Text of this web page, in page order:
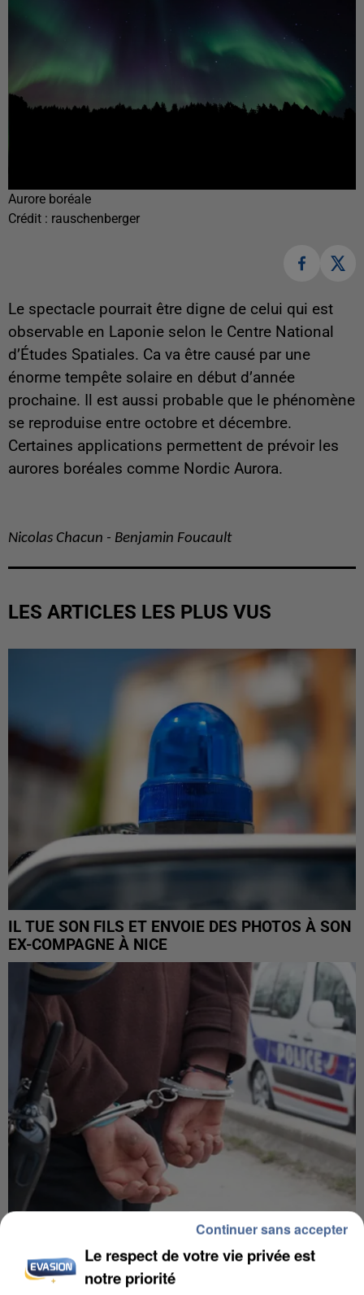
Aurore boréale
Crédit : rauschenberger
Le spectacle pourrait être digne de celui qui est
observable en Laponie selon le Centre National
d’Études Spatiales. Ca va être causé par une
énorme tempête solaire en début d’année
prochaine. Il est aussi probable que le phénomène
se reproduise entre octobre et décembre.
Certaines applications permettent de prévoir les
aurores boréales comme Nordic Aurora.
Nicolas Chacun - Benjamin Foucault
LES ARTICLES LES PLUS VUS
IL TUE SON FILS ET ENVOIE DES PHOTOS À SON
EX-COMPAGNE À NICE
L’UN DES FONDATEURS SUPPOSÉS DE LA DZ
MAFIA INTERPELLÉ EN ALGÉRIE
Le respect de votre vie privée est
notre priorité
Continuer sans accepter